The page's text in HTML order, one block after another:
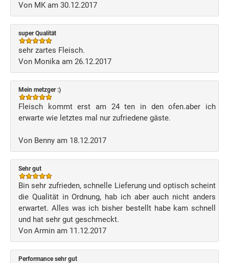
Von MK am 30.12.2017
super Qualität
sehr zartes Fleisch.
Von Monika am 26.12.2017
Mein metzger :)
Fleisch kommt erst am 24 ten in den ofen.aber ich
erwarte wie letztes mal nur zufriedene gäste.
Von Benny am 18.12.2017
Sehr gut
Bin sehr zufrieden, schnelle Lieferung und optisch scheint
die Qualität in Ordnung, hab ich aber auch nicht anders
erwartet. Alles was ich bisher bestellt habe kam schnell
und hat sehr gut geschmeckt.
Von Armin am 11.12.2017
Performance sehr gut